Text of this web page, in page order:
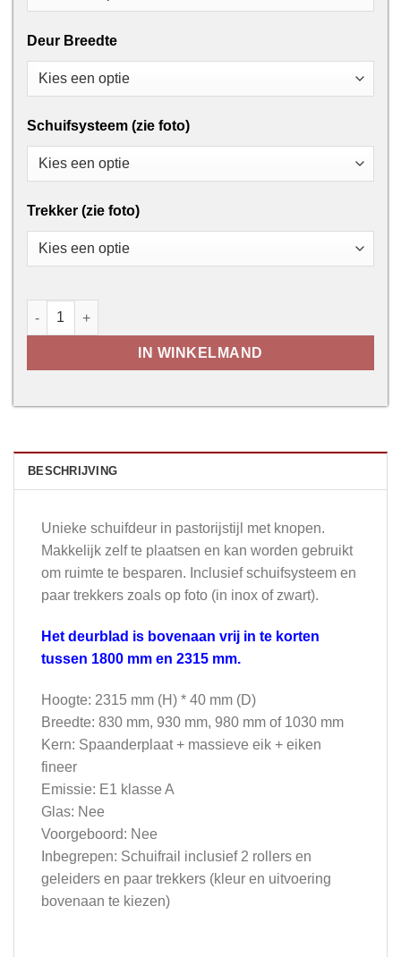
Deur Breedte
Schuifsysteem (zie foto)
Trekker (zie foto)
Country Slide met knopen aantal
IN WINKELMAND
BESCHRIJVING
Unieke schuifdeur in pastorijstijl met knopen.
Makkelijk zelf te plaatsen en kan worden gebruikt
om ruimte te besparen. Inclusief schuifsysteem en
paar trekkers zoals op foto (in inox of zwart).
Het deurblad is bovenaan vrij in te korten
tussen 1800 mm en 2315 mm.
Hoogte: 2315 mm (H) * 40 mm (D)
Breedte: 830 mm, 930 mm, 980 mm of 1030 mm
Kern: Spaanderplaat + massieve eik + eiken
fineer
Emissie: E1 klasse A
Glas: Nee
Voorgeboord: Nee
Inbegrepen: Schuifrail inclusief 2 rollers en
geleiders en paar trekkers (kleur en uitvoering
bovenaan te kiezen)